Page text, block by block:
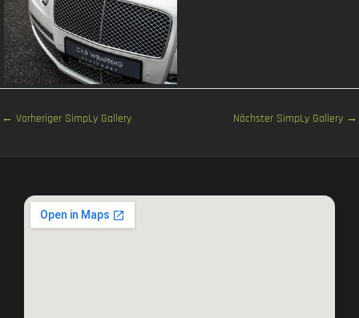
← Vorheriger SimpLy Gallery Nächster SimpLy Gallery →